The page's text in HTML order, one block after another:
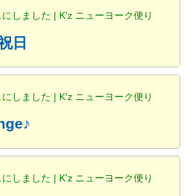
しました | K'z ニューヨーク便り
日
しました | K'z ニューヨーク便り
しました | K'z ニューヨーク便り